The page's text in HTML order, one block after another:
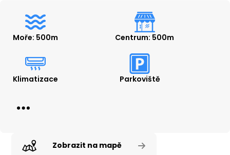
Moře: 500m Centrum: 500m
Klimatizace Parkoviště
Zobrazit na mapě